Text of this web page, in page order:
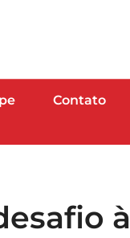
Contato
à